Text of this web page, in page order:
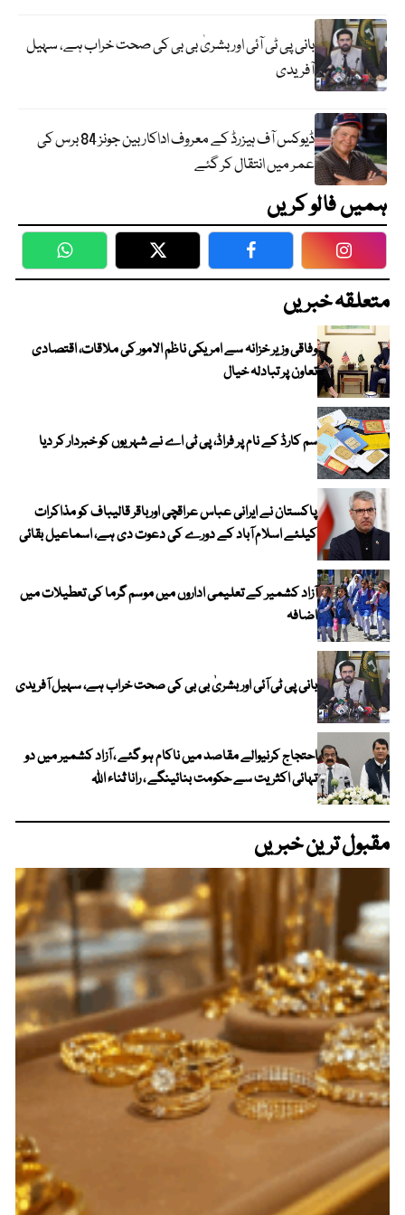
بانی پی ٹی آئی اور بشریٰ بی بی کی صحت خراب ہے، سہیل
آفریدی
ڈیوکس آف ہیزرڈ کے معروف اداکار بین جونز 84 برس کی
عمر میں انتقال کر گئے
ہمیں فالو کریں
WhatsApp Twitter Facebook
متعلقہ خبریں
وفاقی وزیر خزانہ سے امریکی ناظم الامور کی ملاقات، اقتصادی
تعاون پر تبادلہ خیال
سم کارڈ کے نام پر فراڈ، پی ٹی اے نے شہریوں کو خبردار کر دیا
پاکستان نے ایرانی عباس عراقچی اورباقر قالیباف کو مذاکرات
کیلئے اسلام آباد کے دورے کی دعوت دی ہے، اسماعیل بقائی
آزاد کشمیر کے تعلیمی اداروں میں موسم گرما کی تعطیلات میں
اضافہ
بانی پی ٹی آئی اور بشریٰ بی بی کی صحت خراب ہے، سہیل آفریدی
احتجاج کرنیوالے مقاصد میں ناکام ہو گئے ، آزاد کشمیر میں دو
تہائی اکثریت سے حکومت بنائینگے ، رانا ثناء اللہ
مقبول ترین خبریں